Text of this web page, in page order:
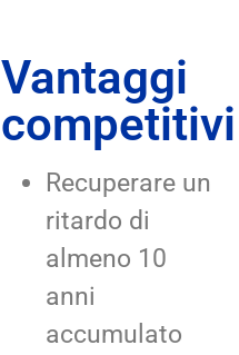
Vantaggi
competitivi
Recuperare un
ritardo di
almeno 10
anni
accumulato